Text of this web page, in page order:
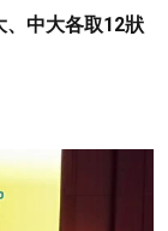
、中大各取12狀